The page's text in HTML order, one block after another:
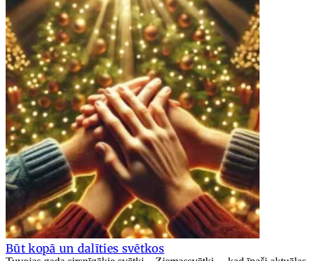
Būt kopā un dalīties svētkos